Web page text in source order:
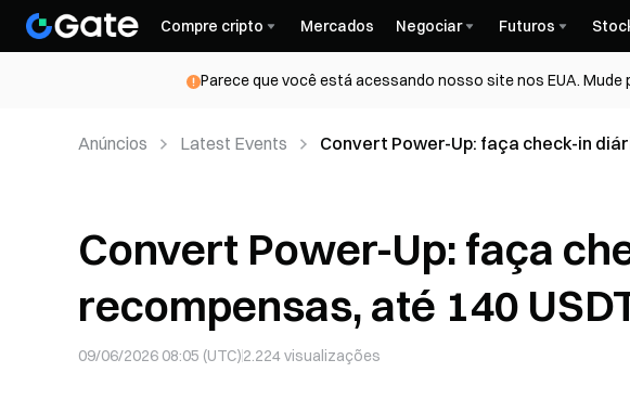
Compre cripto Mercados Negociar Futuros
Parece que você está acessando nosso site nos EUA.
Anúncios Latest Events
Convert Power-Up: faça check-in
Convert Power-Up: faça
recompensas, até 140
09/06/2026 08:05 (UTC)2.224visualizações